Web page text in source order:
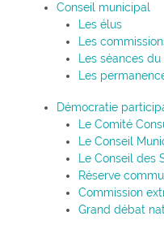
Conseil municipal
Les élus
Les
Les séances
Les
Démocratie
Le Comité
Le Conseil
Le Conseil des
Réserve
Commission
Grand débat